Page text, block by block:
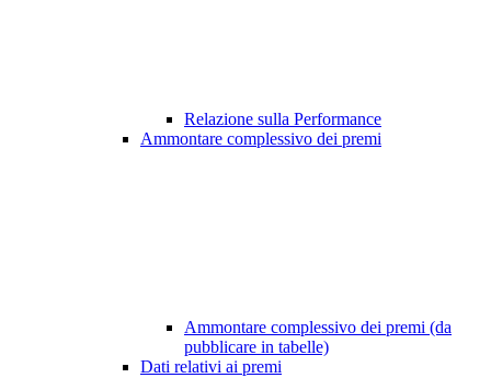
Relazione sulla Performance
Ammontare complessivo dei premi
Ammontare complessivo dei premi (da
pubblicare in tabelle)
Dati relativi ai premi